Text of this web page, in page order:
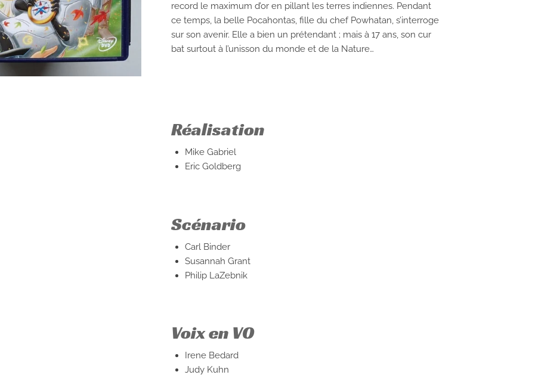
record le maximum d’or en pillant les terres indiennes. Pendant
ce temps, la belle Pocahontas, fille du chef Powhatan, s’interroge
sur son avenir. Elle a bien un prétendant ; mais à 17 ans, son cur
bat surtout à l’unisson du monde et de la Nature…
Réalisation
Mike Gabriel
Eric Goldberg
Scénario
Carl Binder
Susannah Grant
Philip LaZebnik
Voix en VO
Irene Bedard
Judy Kuhn